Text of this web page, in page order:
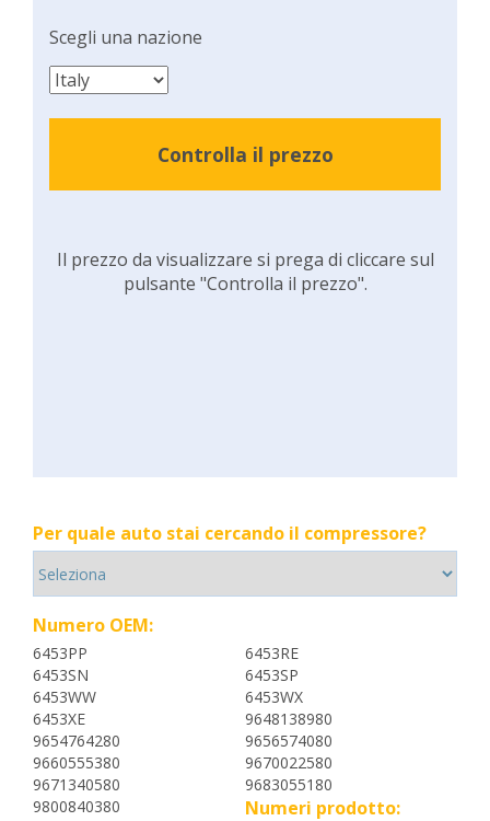
Scegli una nazione
Controlla il prezzo
Il prezzo da visualizzare si prega di cliccare sul
pulsante "Controlla il prezzo".
Per quale auto stai cercando il compressore?
Numero OEM:
6453PP
6453RE
6453SN
6453SP
6453WW
6453WX
6453XE
9648138980
9654764280
9656574080
9660555380
9670022580
9671340580
9683055180
9800840380
Numeri prodotto: